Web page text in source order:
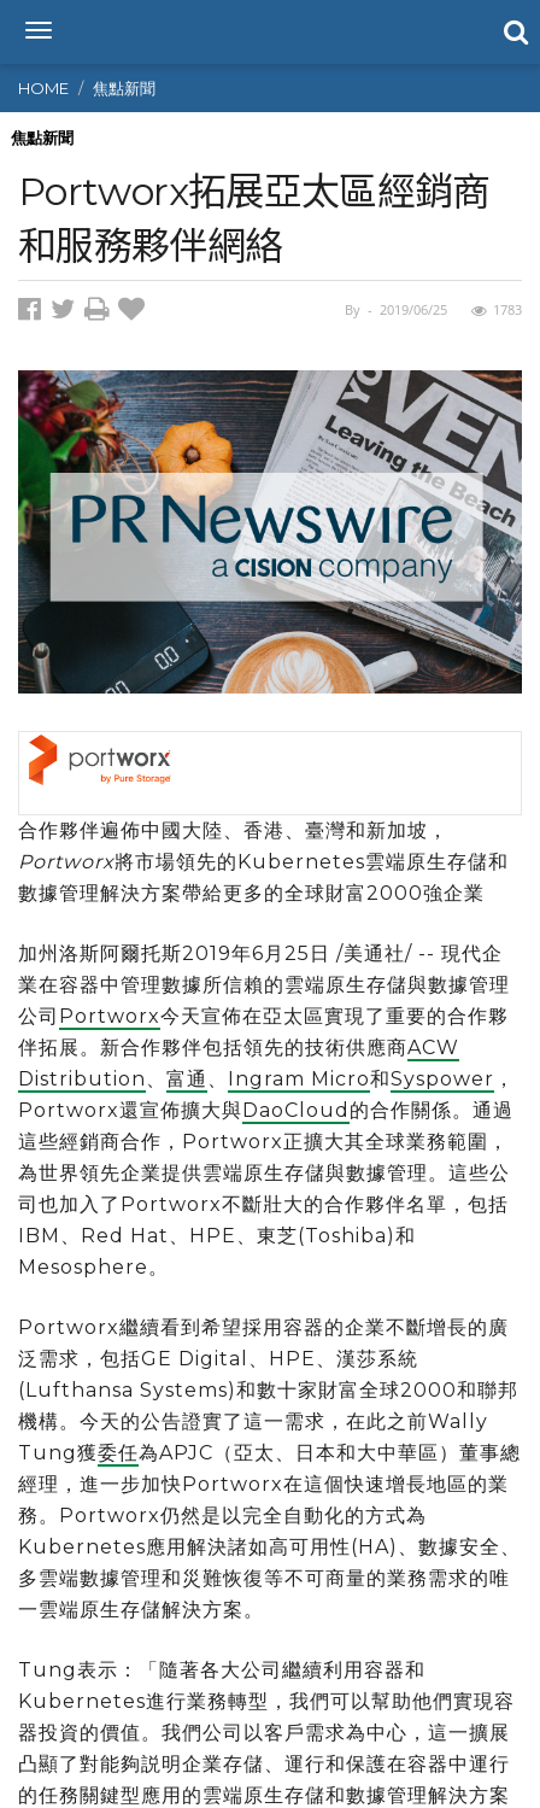
T
g
g
l
n
v
i
g
o
n
HOME 焦點新聞
焦點新聞
Portworx拓展亞太區經銷商
和服務夥伴網絡
By - 2019/06/25 1783
合作夥伴遍佈中國大陸、香港、臺灣和新加坡，
Portworx將市場領先的Kubernetes雲端原生存儲和
數據管理解決方案帶給更多的全球財富2000強企業
加州洛斯阿爾托斯2019年6月25日 /美通社/ -- 現代企
業在容器中管理數據所信賴的雲端原生存儲與數據管理
公司 Portworx今天宣佈在亞太區實現了重要的合作夥
伴拓展。新合作夥伴包括領先的技術供應商ACW
Distribution
富通 Ingram Micro和Syspower ，
Portworx還宣佈擴大與DaoCloud 的合作關係。通過
這些經銷商合作，Portworx正擴大其全球業務範圍，
為世界領先企業提供雲端原生存儲與數據管理。這些公
司也加入了Portworx不斷壯大的合作夥伴名單，包括
IBM、Red Hat、HPE、東芝(Toshiba)和
Mesosphere。
Portworx繼續看到希望採用容器的企業不斷增長的廣
泛需求，包括GE Digital、HPE、漢莎系統
(Lufthansa Systems)和數十家財富全球2000和聯邦
機構。今天的公告證實了這一需求，在此之前Wally
Tung獲委任為APJC（亞太、日本和大中華區）董事總
經理，進一步加快Portworx在這個快速增長地區的業
務。Portworx仍然是以完全自動化的方式為
Kubernetes應用解決諸如高可用性(HA)、數據安全、
多雲端數據管理和災難恢復等不可商量的業務需求的唯
一雲端原生存儲解決方案。
Tung表示：「隨著各大公司繼續利用容器和
Kubernetes進行業務轉型，我們可以幫助他們實現容
器投資的價值。我們公司以客戶需求為中心，這一擴展
凸顯了對能夠説明企業存儲、運行和保護在容器中運行
的任務關鍵型應用的雲端原生存儲和數據管理解決方案